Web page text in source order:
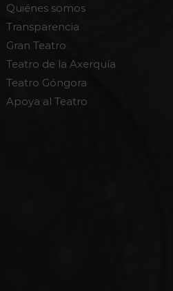
Quiénes somos
Transparencia
Gran Teatro
Teatro de la Axerquía
Teatro Góngora
Apoya al Teatro